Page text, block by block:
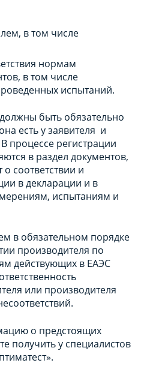
в том числе
нормам
в том числе
испытаний.
быть обязательно
есть у заявителя и
процессе регистрации
в раздел документов,
о соответствии и
в декларации и в
испытаниям и
в обязательном порядке
производителя по
действующих в ЕАЭС
или производителя
о предстоящих
получить у специалистов